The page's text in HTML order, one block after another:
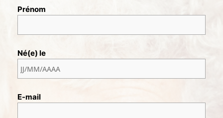
Prénom
Né(e) le
E-mail